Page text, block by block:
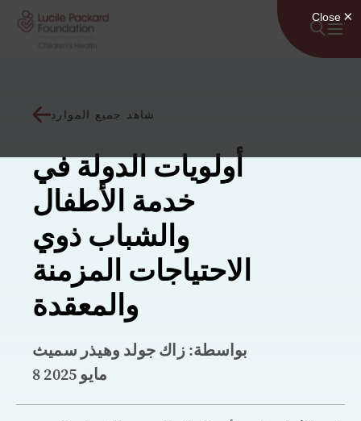
انتقل إلى المحتوى
شاهد جميع الموارد
أولويات الدولة في
خدمة الأطفال
والشباب ذوي
الاحتياجات المزمنة
والمعقدة
بواسطة: زاك جولد وهيذر سميث
8 مايو 2025